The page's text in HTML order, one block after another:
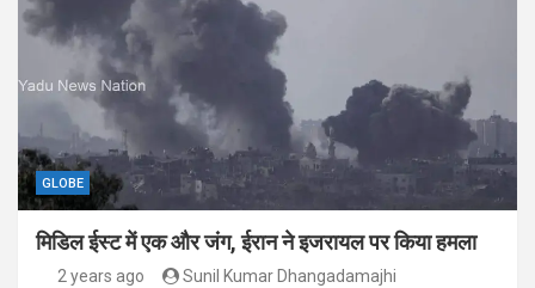
GLOBE
मिडिल ईस्ट में एक और जंग, ईरान ने इजरायल पर किया हमला
2 years ago Sunil Kumar Dhangadamajhi